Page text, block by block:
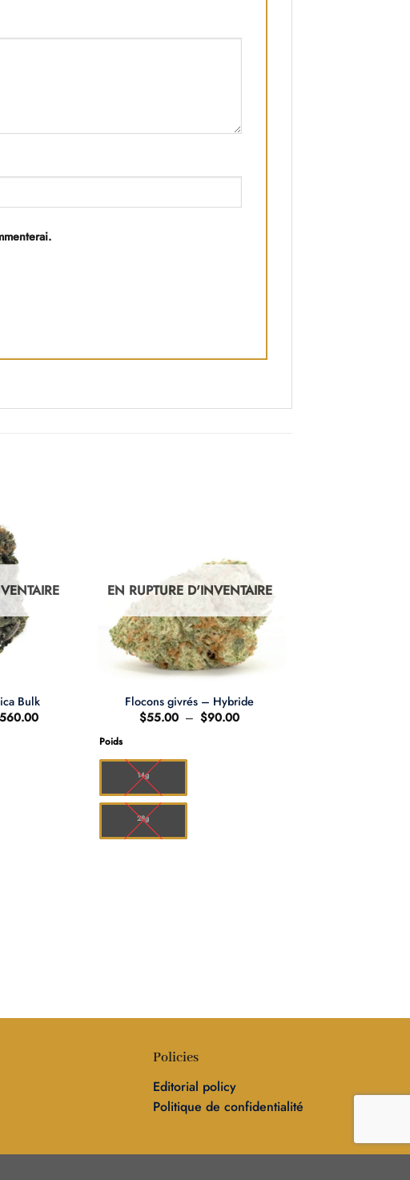
Bulk
Plage
EN RUPTURE D'INVENTAIRE
Flocons givrés – Hybride
$55.00 – $90.00Plage
Poids
14g
28g
Policies
Editorial policy
Politique de confidentialité